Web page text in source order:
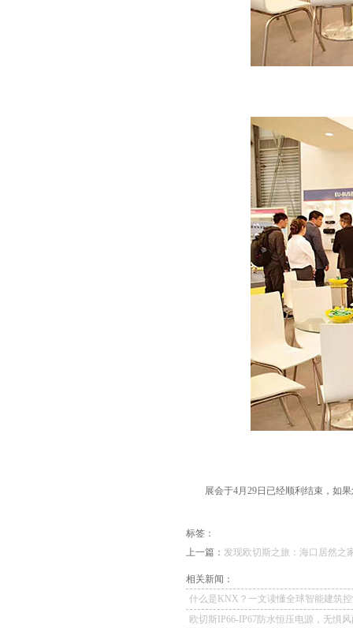
展会于4月29日已经顺利结束，如果
标签：
上一篇： 发现欧切斯之旅：海口居然之
相关新闻：
什么是KNX？一文读懂全球智能建筑
欧切斯IP66-IP67防水恒压电源，无惧